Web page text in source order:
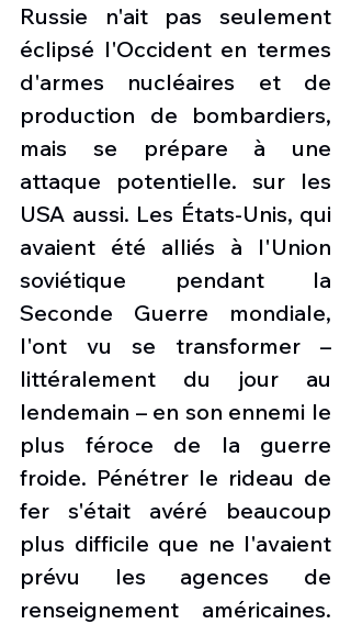
Russie n'ait pas seulement
éclipsé l'Occident en termes
d'armes nucléaires et de
production de bombardiers,
mais se prépare à une
attaque potentielle. sur les
USA aussi. Les États-Unis, qui
avaient été alliés à l'Union
soviétique pendant la
Seconde Guerre mondiale,
l'ont vu se transformer –
littéralement du jour au
lendemain – en son ennemi le
plus féroce de la guerre
froide. Pénétrer le rideau de
fer s'était avéré beaucoup
plus difficile que ne l'avaient
prévu les agences de
renseignement américaines.